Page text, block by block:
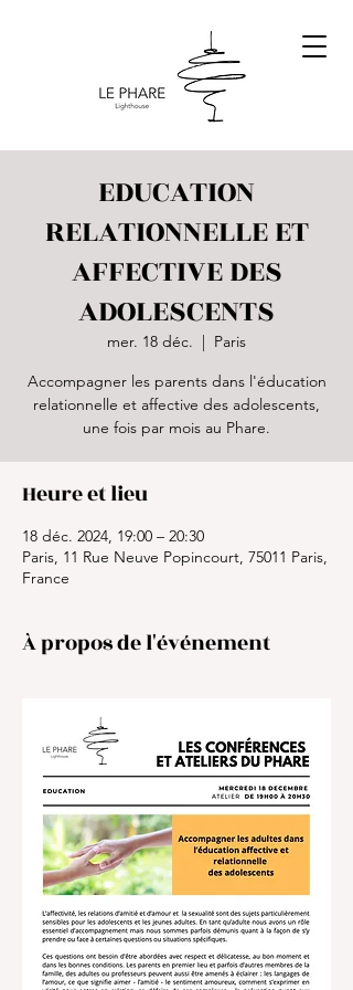
EDUCATION
RELATIONNELLE ET
AFFECTIVE DES
ADOLESCENTS
mer. 18 déc.
  |
Paris
Accompagner les parents dans l'éducation
relationnelle et affective des adolescents,
une fois par mois au Phare.
Heure et lieu
18 déc. 2024, 19:00 – 20:30
Paris, 11 Rue Neuve Popincourt, 75011 Paris,
France
À propos de l'événement